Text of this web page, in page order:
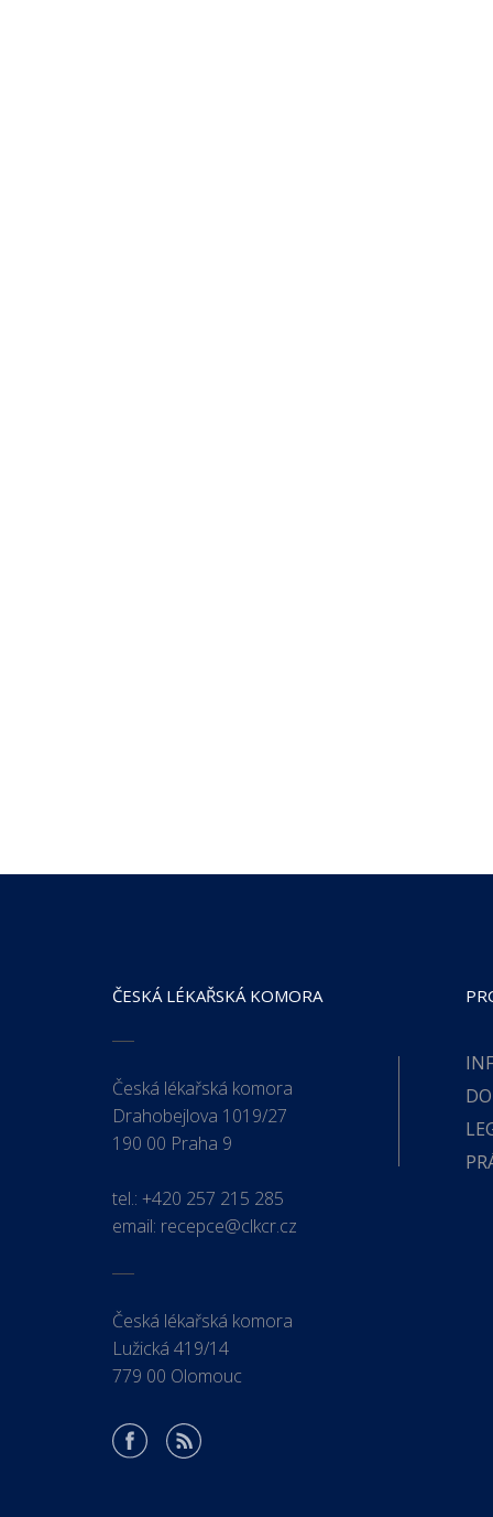
ČESKÁ LÉKAŘSKÁ KOMORA
Česká lékařská komora
Drahobejlova 1019/27
190 00 Praha 9
tel.: +420 257 215 285
email: recepce@clkcr.cz
Česká lékařská komora
Lužická 419/14
779 00 Olomouc